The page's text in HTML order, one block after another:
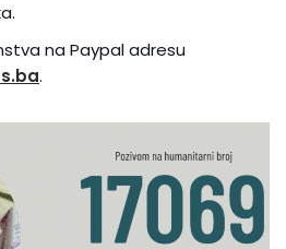
na Paypal adresu
.